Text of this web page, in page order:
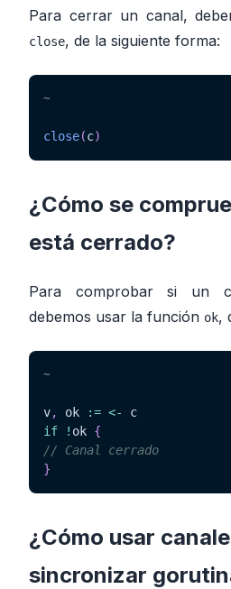
Para cerrar un canal,
close, de la siguiente forma:
~
close(c)
¿Cómo se
está cerrado?
Para comprobar si un
debemos usar la función ok,
~
v, ok := <-
if
! ok {
// Canal cerrado
}
¿Cómo usar
sincronizar